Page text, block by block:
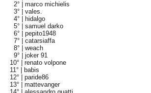
2° |marco michielis
3° |vales.
4° |
hidalgo
5° |samuel darko
6° |pepito1948
7° |catarsiaffa
8° |weach
9° |joker 91
10° |renato volpone
11° |
babis
12° |paride86
13° |mattevanger